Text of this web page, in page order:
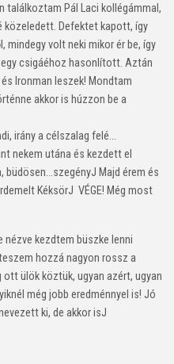
találkoztam Pál Laci kollégámmal,
közeledett. Defektet kapott, így
mindegy volt neki mikor ér be, így
csigáéhoz hasonlított. Aztán
Ironman leszek! Mondtam
akkor is húzzon be a
irány a célszalag felé…
nekem utána és kezdett el
büdösen…szegényJ Majd érem és
KéksörJ VÉGE! Még most
nézve kezdtem büszke lenni
hozzá nagyon rossz a
ülök köztük, ugyan azért, ugyan
még jobb eredménnyel is! Jó
ki, de akkor isJ